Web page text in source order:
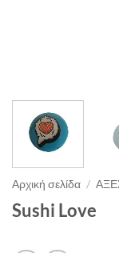
Αρχική σελίδα /
Sushi Love